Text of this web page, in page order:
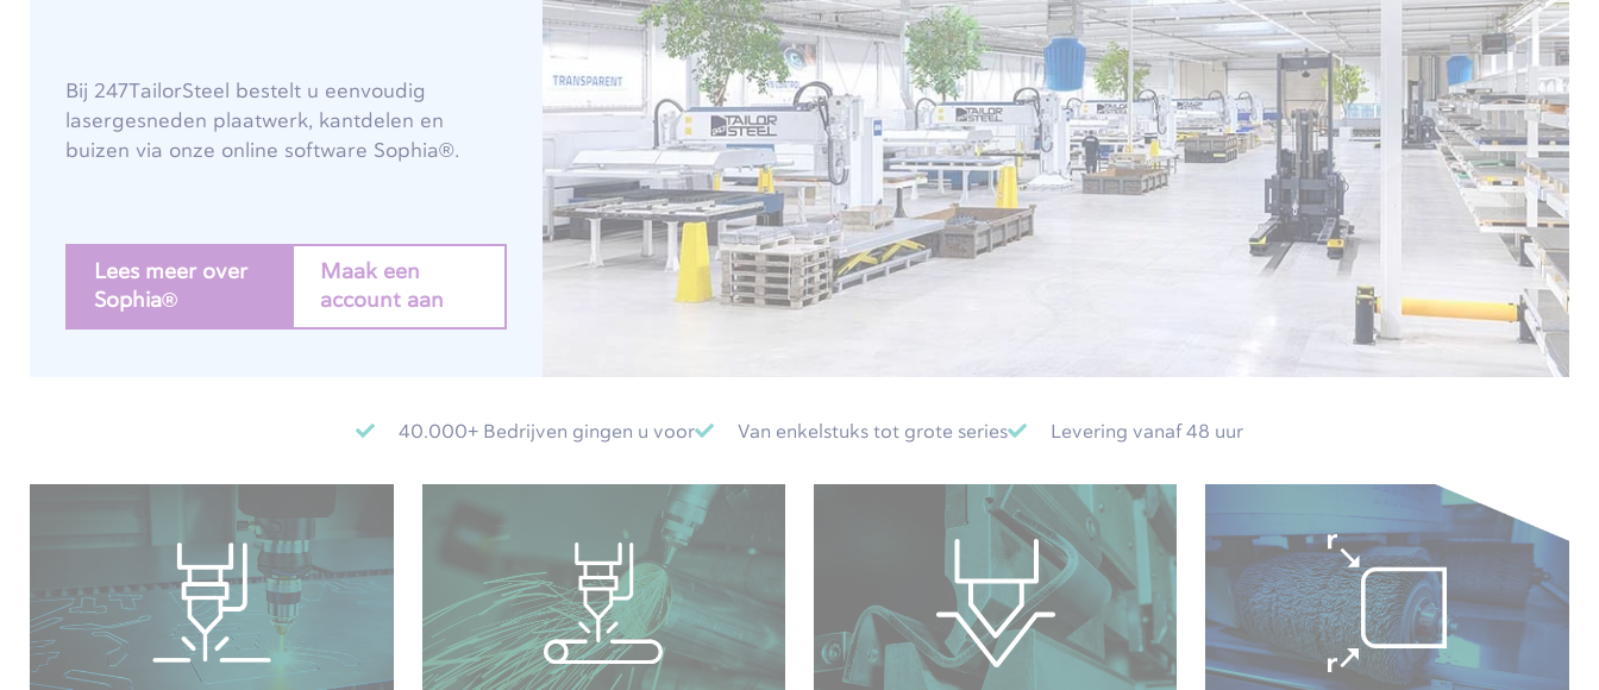
Bij 247TailorSteel bestelt u eenvoudig
lasergesneden plaatwerk, kantdelen en
buizen via onze online software Sophia®.
Lees meer over
Sophia®
Maak een
account aan
40.000+ Bedrijven gingen u voor Van enkelstuks tot grote series Levering vanaf 48 uur